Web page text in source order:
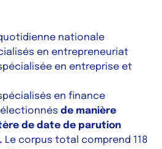
nationale
en entrepreneuriat
en entreprise et
en finance
de manière
de date de parution
Le corpus total comprend 118